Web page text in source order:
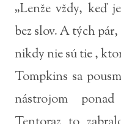
„Lenže vždy, keď
bez slov. A tých
nikdy nie sú tie ,
Tompkins sa
nástrojom